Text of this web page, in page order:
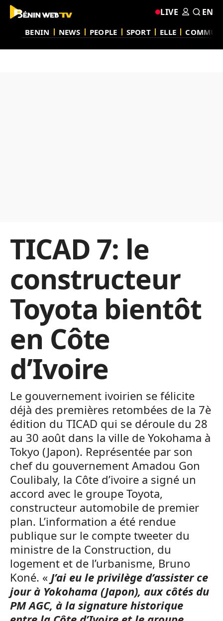
BENIN NEWS PEOPLE SPORT ELLE
LIVE EN
TICAD 7: le
constructeur
Toyota bientôt
en Côte
d’Ivoire
Le gouvernement ivoirien se félicite
déjà des premières retombées de la 7è
édition du TICAD qui se déroule du 28
au 30 août dans la ville de Yokohama à
Tokyo (Japon). Représentée par son
chef du gouvernement Amadou Gon
Coulibaly, la Côte d’ivoire a signé un
accord avec le groupe Toyota,
constructeur automobile de premier
plan. L’information a été rendue
publique sur le compte tweeter du
ministre de la Construction, du
logement et de l’urbanisme, Bruno
Koné. « J’ai eu le privilège d’assister ce
jour à Yokohama (Japon), aux côtés du
PM AGC, à la signature historique